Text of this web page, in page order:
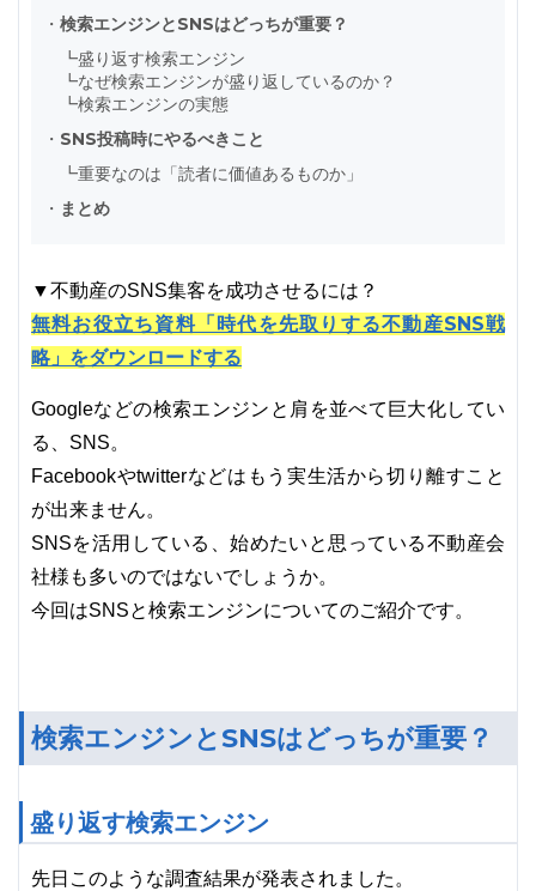
・ 検索エンジンとSNSはどっちが重要？
┗盛り返す検索エンジン
┗なぜ検索エンジンが盛り返しているのか？
┗検索エンジンの実態
・ SNS投稿時にやるべきこと
┗重要なのは「読者に価値あるものか」
・ まとめ
▼不動産のSNS集客を成功させるには？
無料お役立ち資料「時代を先取りする不動産SNS戦
略」をダウンロードする
Googleなどの検索エンジンと肩を並べて巨大化してい
る、SNS。
Facebookやtwitterなどはもう実生活から切り離すこと
が出来ません。
SNSを活用している、始めたいと思っている不動産会
社様も多いのではないでしょうか。
今回はSNSと検索エンジンについてのご紹介です。
検索エンジンとSNSはどっちが重要？
盛り返す検索エンジン
先日このような調査結果が発表されました。